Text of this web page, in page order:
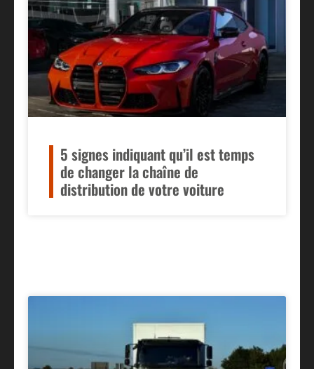
5 signes indiquant qu’il est temps
de changer la chaîne de
distribution de votre voiture